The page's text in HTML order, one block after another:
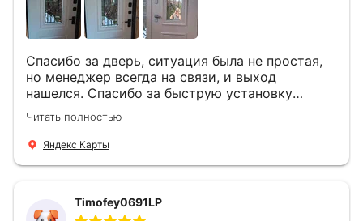
Спасибо за дверь, ситуация была не простая,
но менеджер всегда на связи, и выход
нашелся. Спасибо за быструю установку
Роману, один и привёз, и установил. Надеюсь,
что дверь нам долго послужит
Читать полностью
Яндекс Карты
Timofey0691LP